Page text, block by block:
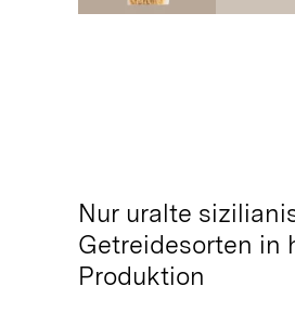
Nur uralte
Getreidesorten in
Produktion